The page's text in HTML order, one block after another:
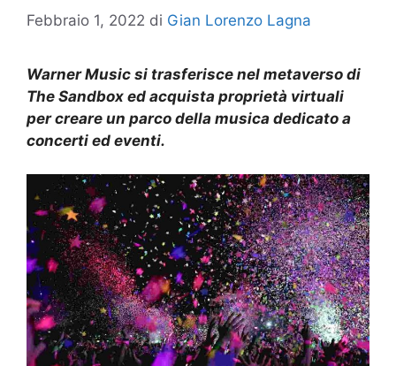
Febbraio 1, 2022 di Gian Lorenzo Lagna
Warner Music si trasferisce nel metaverso di
The Sandbox ed acquista proprietà virtuali
per creare un parco della musica dedicato a
concerti ed eventi.